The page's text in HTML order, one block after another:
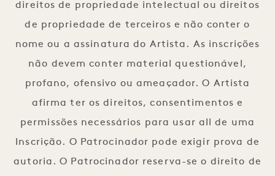
direitos de propriedade intelectual ou direitos
de propriedade de terceiros e não conter o
nome ou a assinatura do Artista. As inscrições
não devem conter material questionável,
profano, ofensivo ou ameaçador. O Artista
afirma ter os direitos, consentimentos e
permissões necessários para usar all de uma
Inscrição. O Patrocinador pode exigir prova de
autoria. O Patrocinador reserva-se o direito de